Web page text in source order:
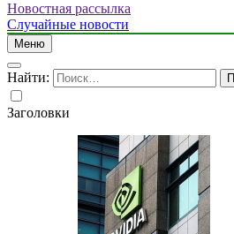
Новостная рассылка
Случайные новости
Меню
Найти:
Заголовки